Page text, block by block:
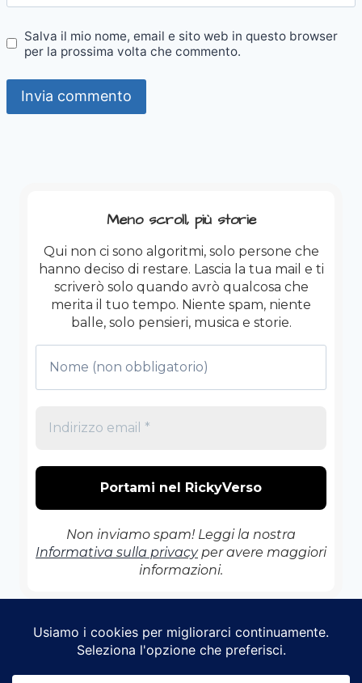
Salva il mio nome, email e sito web in questo browser
per la prossima volta che commento.
Meno scroll, più storie
Qui non ci sono algoritmi, solo persone che
hanno deciso di restare. Lascia la tua mail e ti
scriverò solo quando avrò qualcosa che
merita il tuo tempo. Niente spam, niente
balle, solo pensieri, musica e storie.
Non inviamo spam! Leggi la nostra
Informativa sulla privacyper avere maggiori
informazioni.